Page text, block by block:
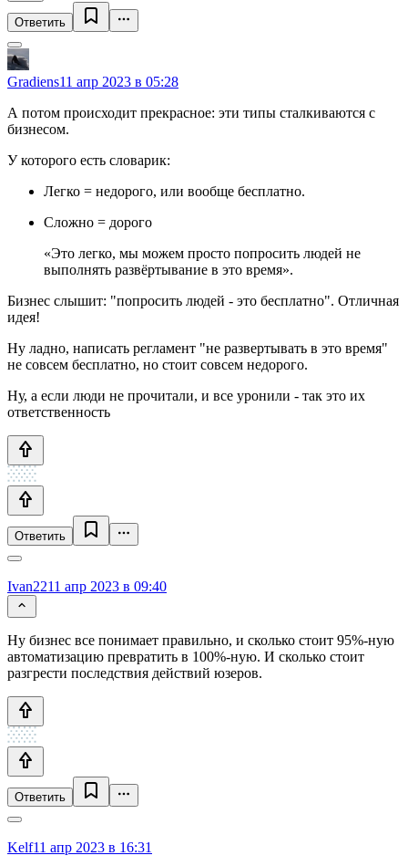
Ответить
Gradiens11 апр 2023 в 05:28
А потом происходит прекрасное: эти типы сталкиваются с
бизнесом.
У которого есть словарик:
Легко = недорого, или вообще бесплатно.
Сложно = дорого
«Это легко, мы можем просто попросить людей не
выполнять развёртывание в это время».
Бизнес слышит: "попросить людей - это бесплатно". Отличная
идея!
Ну ладно, написать регламент "не развертывать в это время"
не совсем бесплатно, но стоит совсем недорого.
Ну, а если люди не прочитали, и все уронили - так это их
ответственность
Ответить
Ivan2211 апр 2023 в 09:40
Ну бизнес все понимает правильно, и сколько стоит 95%-ную
автоматизацию превратить в 100%-ную. И сколько стоит
разгрести последствия действий юзеров.
Ответить
Kelf11 апр 2023 в 16:31